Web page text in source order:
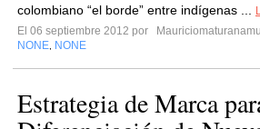
colombiano “el borde” entre indígenas ...
El 06 septiembre 2012 por
NONE NONE
Estrategia de Marca